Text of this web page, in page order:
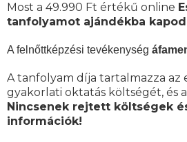
Most a 49.990 Ft értékű online
tanfolyamot ajándékba kapod
A felnőttképzési tevékenység
A tanfolyam díja tartalmazza az
gyakorlati oktatás költségét, és
Nincsenek rejtett költségek
információk!